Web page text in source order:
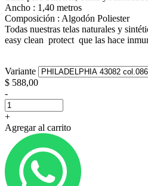
Ancho : 1,40 metros
Composición : Algodón Poliester
Todas nuestras telas naturales y
easy clean protect que las hace
Variante
$ 588,00
-
+
Agregar al carrito